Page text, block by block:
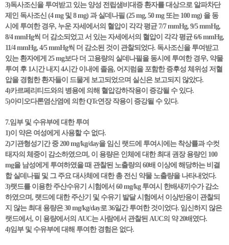
3)독사조신을 투여받고 있는 양성 전립샘비대증 환자를 대상으로 알파차단
제인 독사조신 (4 mg 및 8 mg) 과 실데나필 (25 mg, 50 mg 또는 100 mg) 을 동
시에 투여한 경우, 누운 자세에서의 혈압이 각각 평균 7/7 mmHg, 9/5 mmHg,
8/4 mmHg씩 더 감소되었고 서 있는 자세에서의 혈압이 각각 평균 6/6 mmHg,
11/4 mmHg, 4/5 mmHg씩 더 감소된 것이 관찰되었다. 독사조신을 투여받고
있는 환자에게 25 mg보다 더 고용량의 실데나필을 동시에 투여한 경우, 약물
투여 후 1시간 내지 4시간 이내에 졸음, 어지럼을 포함한 증후성 체위성 저혈
압을 경험한 환자들이 드물게 보고되었으며 실신은 보고되지 않았다.
4)카르페리티드와의 병용에 의해 혈압강하작용이 증강될 수 있다.
5)아미오다론염산염에 의한 QTc연장 작용이 증강될 수 있다.
7.임부 및 수유부에 대한 투여
1)이 약은 여성에게 사용할 수 없다.
2)기관형성기간 중 200 mg/kg/day을 임신 랫드에 투여시에는 착상률과 수컷
태자의 체중이 감소하였으며, 이 용량은 인체에 대한 최대 권장 용량인 100
mg을 남성에게 투여하였을 때 관찰된 노출량의 60배 이상에 해당하는 비결
합 실데나필 및 그 주요 대사체에 대한 총 전신 약물 노출량을 나타내었다.
3)랫드를 이용한 주산수유기 시험에서 60 mg/kg 투여시 한배새끼수가 감소
하였으며, 랫드에 대한 주산기 및 수유기 발달 시험에서 이상반응이 관찰되
지 않는 최대 용량은 30 mg/kg/day로 36일간 투여한 것이었다. 임신하지 않은
랫드에서, 이 용량에서의 AUC는 사람에서 관찰된 AUC의 약 20배였다.
4)임부 및 수유부에 대해 투여한 경험은 없다.